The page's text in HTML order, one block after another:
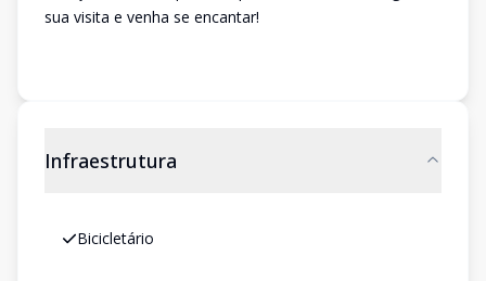
sua visita e venha se encantar!
Infraestrutura
Bicicletário